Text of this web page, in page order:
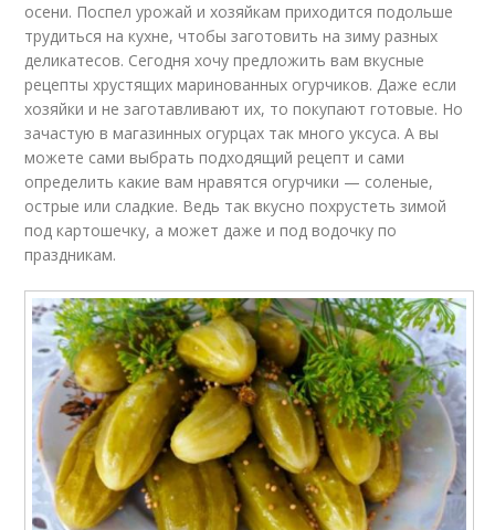
осени. Поспел урожай и хозяйкам приходится подольше
трудиться на кухне, чтобы заготовить на зиму разных
деликатесов. Сегодня хочу предложить вам вкусные
рецепты хрустящих маринованных огурчиков. Даже если
хозяйки и не заготавливают их, то покупают готовые. Но
зачастую в магазинных огурцах так много уксуса. А вы
можете сами выбрать подходящий рецепт и сами
определить какие вам нравятся огурчики — соленые,
острые или сладкие. Ведь так вкусно похрустеть зимой
под картошечку, а может даже и под водочку по
праздникам.